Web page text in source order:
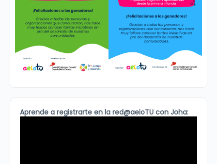
Aprende a registrarte en la red@aeioTU con Joha: